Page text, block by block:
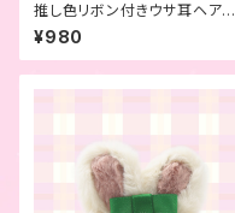
推し色リボン付きウサ耳ヘアピ
ン ブルー
¥980